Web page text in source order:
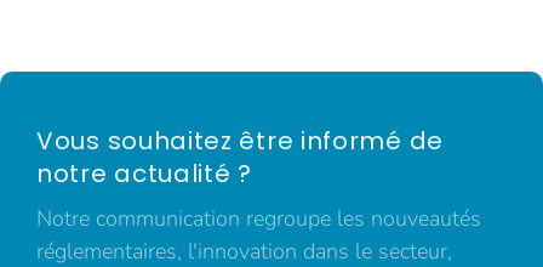
Vous souhaitez être informé de
notre actualité ?
Notre communication regroupe les nouveautés
réglementaires, l'innovation dans le secteur,